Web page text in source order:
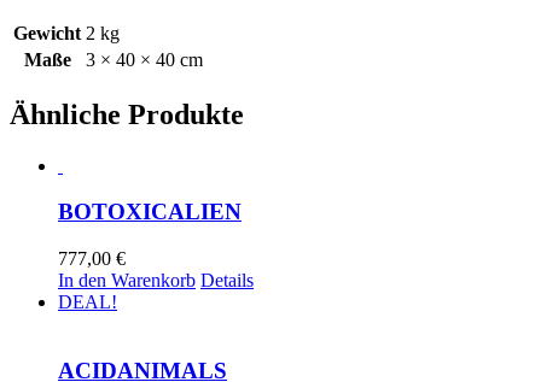
Gewicht 2 kg
Maße
3 × 40 × 40 cm
Ähnliche Produkte
BOTOXICALIEN
777,00 €
In den Warenkorb Details
DEAL!
ACIDANIMALS